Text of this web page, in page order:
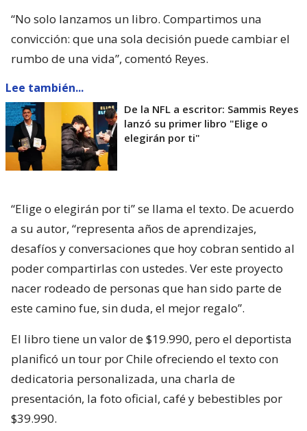
“No solo lanzamos un libro. Compartimos una
convicción: que una sola decisión puede cambiar el
rumbo de una vida”, comentó Reyes.
Lee también...
De la NFL a escritor: Sammis Reyes
lanzó su primer libro "Elige o
elegirán por ti"
“Elige o elegirán por ti” se llama el texto. De acuerdo
a su autor, “representa años de aprendizajes,
desafíos y conversaciones que hoy cobran sentido al
poder compartirlas con ustedes. Ver este proyecto
nacer rodeado de personas que han sido parte de
este camino fue, sin duda, el mejor regalo”.
El libro tiene un valor de $19.990, pero el deportista
planificó un tour por Chile ofreciendo el texto con
dedicatoria personalizada, una charla de
presentación, la foto oficial, café y bebestibles por
$39.990.